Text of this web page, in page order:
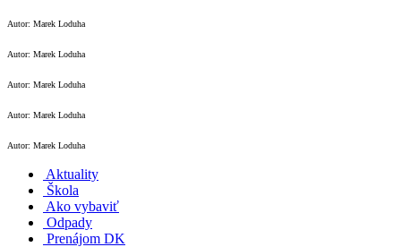
Autor: Marek Loduha
Autor: Marek Loduha
Autor: Marek Loduha
Autor: Marek Loduha
Autor: Marek Loduha
Aktuality
Škola
Ako vybaviť
Odpady
Prenájom DK